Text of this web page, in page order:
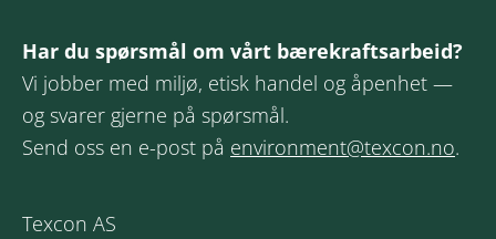
Har du spørsmål om vårt bærekraftsarbeid?
Vi jobber med miljø, etisk handel og åpenhet —
og svarer gjerne på spørsmål.
Send oss en e-post på environment@texcon.no.
Texcon AS